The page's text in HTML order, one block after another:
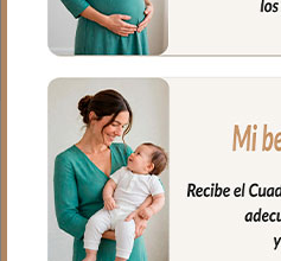
abrasivos y secado al natural.
Medidas: 38 x 58 cms